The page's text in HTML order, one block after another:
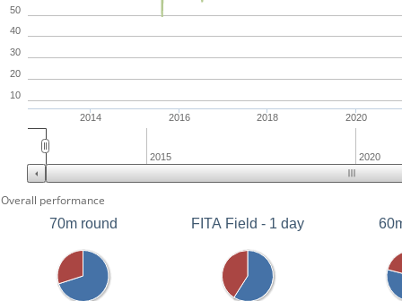
2014 2016 2018 2020
10
20
30
40
50
2015 2020
Overall performance
70m round
FITA Field - 1 day